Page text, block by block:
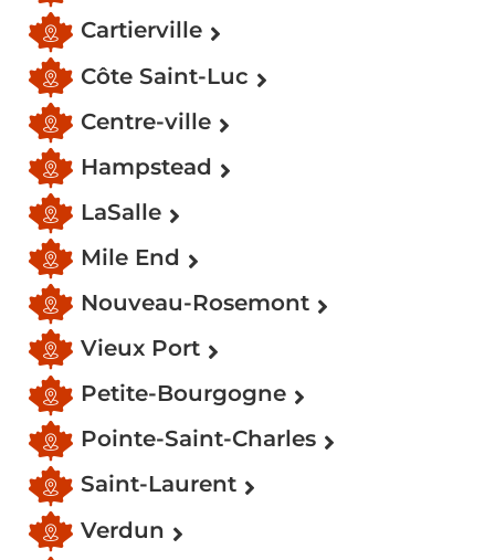
Cartierville
Côte Saint-Luc
Centre-ville
Hampstead
LaSalle
Mile End
Nouveau-Rosemont
Vieux Port
Petite-Bourgogne
Pointe-Saint-Charles
Saint-Laurent
Verdun